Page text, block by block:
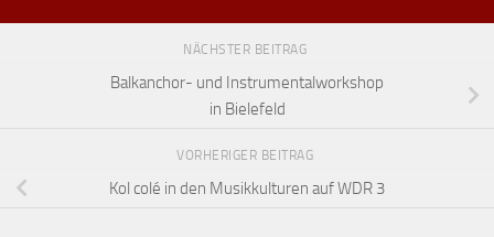
NÄCHSTER BEITRAG
Balkanchor- und Instrumentalworkshop
in Bielefeld
VORHERIGER BEITRAG
Kol colé in den Musikkulturen auf WDR 3